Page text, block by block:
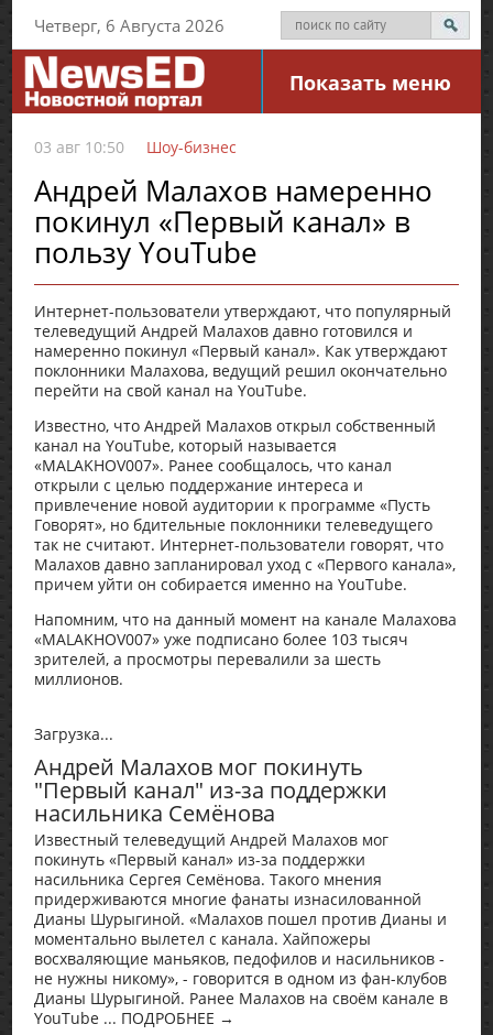
Четверг, 6 Августа 2026
Показать меню
03 авг 10:50 Шоу-бизнес
Андрей Малахов намеренно
покинул «Первый канал» в
пользу YouTube
Интернет-пользователи утверждают, что популярный
телеведущий Андрей Малахов давно готовился и
намеренно покинул «Первый канал». Как утверждают
поклонники Малахова, ведущий решил окончательно
перейти на свой канал на YouTube.
Известно, что Андрей Малахов открыл собственный
канал на YouTube, который называется
«MALAKHOV007». Ранее сообщалось, что канал
открыли с целью поддержание интереса и
привлечение новой аудитории к программе «Пусть
Говорят», но бдительные поклонники телеведущего
так не считают. Интернет-пользователи говорят, что
Малахов давно запланировал уход с «Первого канала»,
причем уйти он собирается именно на YouTube.
Напомним, что на данный момент на канале Малахова
«MALAKHOV007» уже подписано более 103 тысяч
зрителей, а просмотры перевалили за шесть
миллионов.
Загрузка...
Андрей Малахов мог покинуть
"Первый канал" из-за поддержки
насильника Семёнова
Известный телеведущий Андрей Малахов мог
покинуть «Первый канал» из-за поддержки
насильника Сергея Семёнова. Такого мнения
придерживаются многие фанаты изнасилованной
Дианы Шурыгиной. «Малахов пошел против Дианы и
моментально вылетел с канала. Хайпожеры
восхваляющие маньяков, педофилов и насильников -
не нужны никому», - говорится в одном из фан-клубов
Дианы Шурыгиной. Ранее Малахов на своём канале в
YouTube ... ПОДРОБНЕЕ →